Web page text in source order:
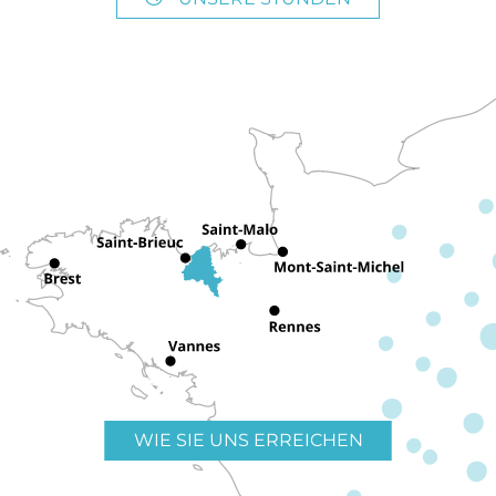
WIE SIE UNS ERREICHEN